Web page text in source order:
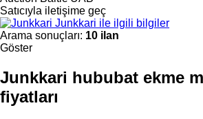
Satıcıyla iletişime geç
Junkkari ile ilgili bilgiler
Arama sonuçları: 10 ilan
Göster
Junkkari hububat ekme
fiyatları